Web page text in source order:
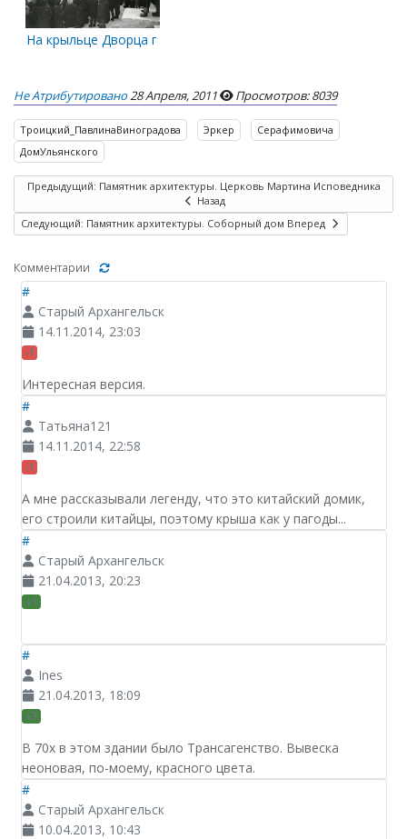
На крыльце Дворца пионеров
Не Атрибутировано28 Апреля, 2011 Просмотров: 8039
Троицкий_ПавлинаВиноградова Эркер
Серафимовича
ДомУльянского
Предыдущий: Памятник архитектуры. Церковь Мартина Исповедника
Назад
Следующий: Памятник архитектуры. Соборный дом Вперед
Комментарии
#
Старый Архангельск
14.11.2014, 23:03
-1
Интересная версия.
#
Татьяна121
14.11.2014, 22:58
-1
А мне рассказывали легенду, что это китайский домик,
его строили китайцы, поэтому крыша как у пагоды...
#
Старый Архангельск
21.04.2013, 20:23
+1
#
Ines
21.04.2013, 18:09
+3
В 70х в этом здании было Трансагенство. Вывеска
неоновая, по-моему, красного цвета.
#
Старый Архангельск
10.04.2013, 10:43